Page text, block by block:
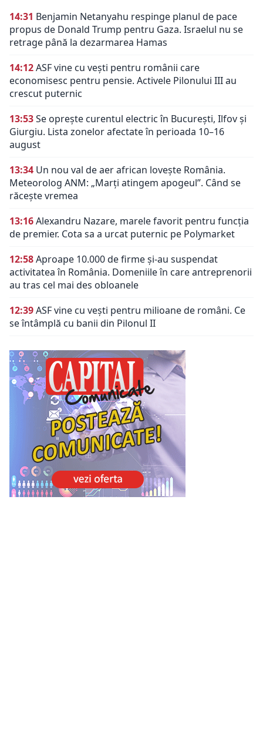
14:31 Benjamin Netanyahu respinge planul de pace
propus de Donald Trump pentru Gaza. Israelul nu se
retrage până la dezarmarea Hamas
14:12ASF vine cu vești pentru românii care
economisesc pentru pensie. Activele Pilonului III au
crescut puternic
13:53Se oprește curentul electric în București, Ilfov și
Giurgiu. Lista zonelor afectate în perioada 10–16
august
13:34 Un nou val de aer african lovește România.
Meteorolog ANM: „Marți atingem apogeul”. Când se
răcește vremea
13:16Alexandru Nazare, marele favorit pentru funcția
de premier. Cota sa a urcat puternic pe Polymarket
12:58Aproape 10.000 de firme și-au suspendat
activitatea în România. Domeniile în care antreprenorii
au tras cel mai des obloanele
12:39ASF vine cu vești pentru milioane de români. Ce
se întâmplă cu banii din Pilonul II